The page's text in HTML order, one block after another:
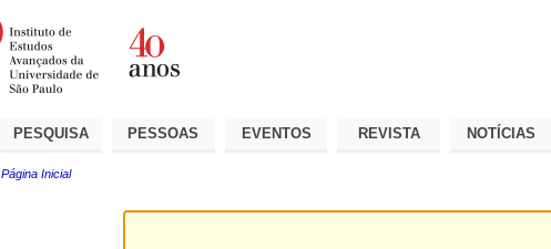
PESQUISA PESSOAS EVENTOS REVISTA NOTÍCIAS
Página Inicial